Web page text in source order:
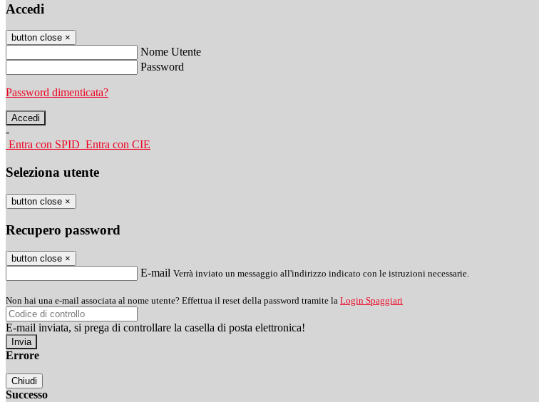
Accedi
button close ×
Nome Utente
Password
Password dimenticata?
-
Entra con SPID Entra con CIE
Seleziona utente
button close ×
Recupero password
button close ×
E-mail Verrà inviato un messaggio all'indirizzo indicato con le istruzioni necessarie.
Non hai una e-mail associata al nome utente? Effettua il reset della password tramite la Login Spaggiari
E-mail inviata, si prega di controllare la casella di posta elettronica!
Errore
Chiudi
Successo